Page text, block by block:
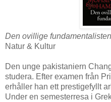
Den ovillige fundamentalisten
Natur & Kultur
Den unge pakistaniern
studera. Efter examen från
erhåller han ett prestigefyllt
Under en semesterresa i